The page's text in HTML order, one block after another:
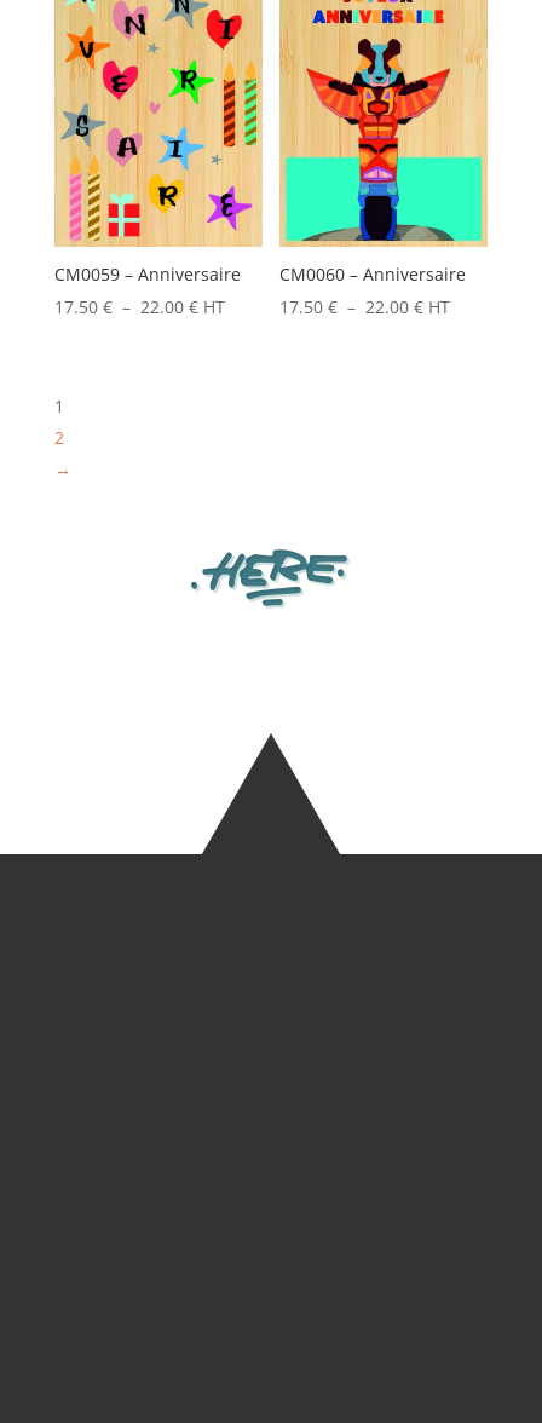
22.00 €
22.00 €
CM0059 – Anniversaire
17.50 € – 22.00 €Plage
HT
CM0060 – Anniversaire
17.50€ – 22.00€Plage
HT
1
2
→